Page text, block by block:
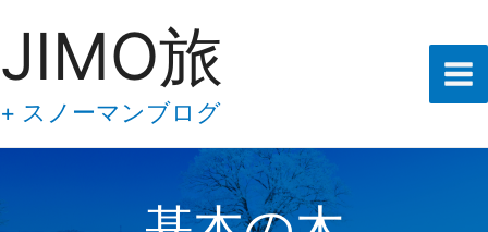
を
ス
プ
JIMO旅
+ スノーマンブログ
な
ー